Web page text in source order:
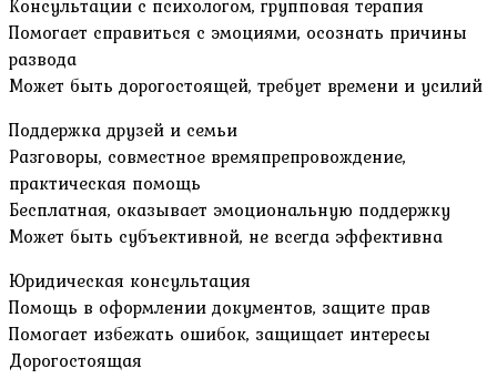
Помогает справиться с эмоциями, осознать причины
развода
Может быть дорогостоящей, требует времени и усилий
Поддержка друзей и семьи
Разговоры, совместное времяпрепровождение,
практическая помощь
Бесплатная, оказывает эмоциональную поддержку
Может быть субъективной, не всегда эффективна
Юридическая консультация
Помощь в оформлении документов, защите прав
Помогает избежать ошибок, защищает интересы
Дорогостоящая